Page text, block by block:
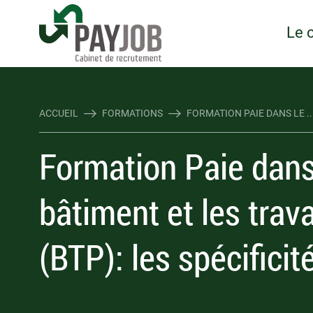
Le
ACCUEIL FORMATIONS FORMATION PAIE DANS LE ...
Formation Paie
bâtiment et les
(BTP): les
Objectifs Public et prérequis